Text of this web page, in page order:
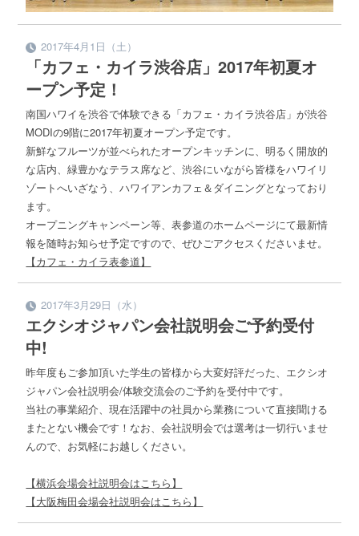
2017年4月1日（土）
「カフェ・カイラ渋谷店」2017年初夏オ
ープン予定！
南国ハワイを渋谷で体験できる「カフェ・カイラ渋谷店」が渋谷
MODIの9階に2017年初夏オープン予定です。
新鮮なフルーツが並べられたオープンキッチンに、明るく開放的
な店内、緑豊かなテラス席など、渋谷にいながら皆様をハワイリ
ゾートへいざなう、ハワイアンカフェ＆ダイニングとなっており
ます。
オープニングキャンペーン等、表参道のホームページにて最新情
報を随時お知らせ予定ですので、ぜひごアクセスくださいませ。
【カフェ・カイラ表参道】
2017年3月29日（水）
エクシオジャパン会社説明会ご予約受付
中!
昨年度もご参加頂いた学生の皆様から大変好評だった、エクシオ
ジャパン会社説明会/体験交流会のご予約を受付中です。
当社の事業紹介、現在活躍中の社員から業務について直接聞ける
またとない機会です！なお、会社説明会では選考は一切行いませ
んので、お気軽にお越しください。
【横浜会場会社説明会はこちら】
【大阪梅田会場会社説明会はこちら】